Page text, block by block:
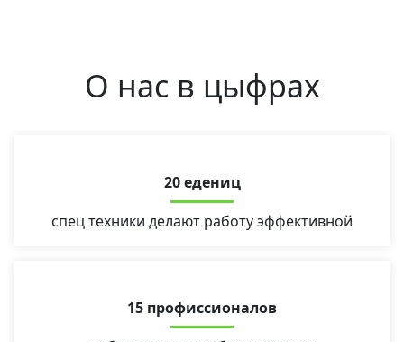
О нас в цыфрах
20 едениц
спец техники делают работу эффективной
15 профиссионалов